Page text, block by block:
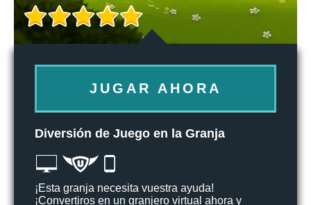
JUGAR AHORA
Diversión de Juego en la Granja
¡Esta granja necesita vuestra ayuda!
¡Convertiros en un granjero virtual ahora y